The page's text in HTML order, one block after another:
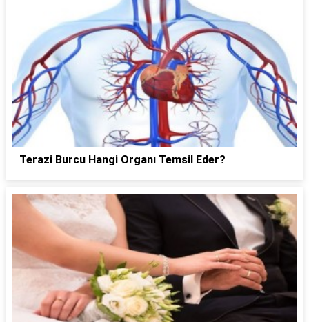
Terazi Burcu Hangi Organı Temsil Eder?